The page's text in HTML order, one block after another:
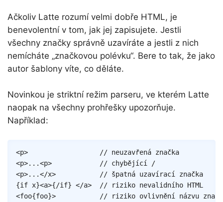
Ačkoliv Latte rozumí velmi dobře HTML, je
benevolentní v tom, jak jej zapisujete. Jestli
všechny značky správně uzavíráte a jestli z nich
nemícháte „značkovou polévku“. Bere to tak, že jako
autor šablony víte, co děláte.
Novinkou je striktní režim parseru, ve kterém Latte
naopak na všechny prohřešky upozorňuje.
Například:
<p>
<p>...<p>
<p>...</x>
{if x}<a>{/if} </a>
<foo{foo}>